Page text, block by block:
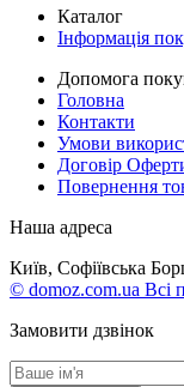
Каталог
Інформація
Допомога
Головна
Контакти
Умови
Договір
Повернення
Наша адреса
Київ, Софіївська
© domoz.com.ua Всі
Замовити дзвінок